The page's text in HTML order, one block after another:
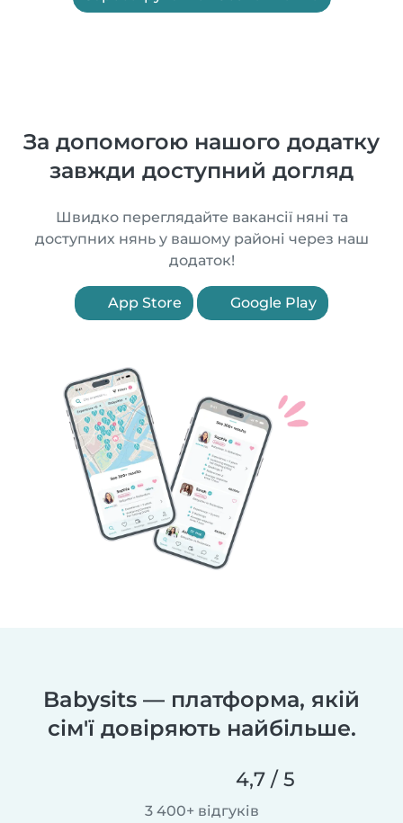
За допомогою нашого додатку
завжди доступний догляд
Швидко переглядайте вакансії няні та
доступних нянь у вашому районі через наш
додаток!
App Store Google Play
Babysits — платформа, якій
сім'ї довіряють найбільше.
4,7 / 5
3 400+ відгуків